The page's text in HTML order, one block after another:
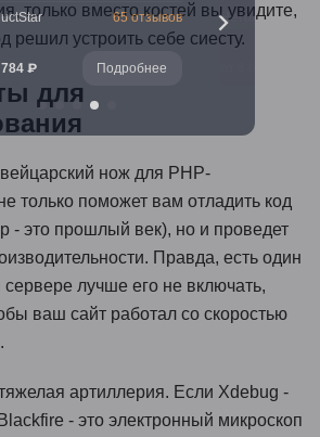
только вместо костей вы увидите,
решил устроить себе сиесту.
для
нож для PHP-
только поможет вам отладить код
- это прошлый век), но и проведет
Правда, есть один
лучше его не включать,
ваш сайт работал со скоростью
артиллерия. Если Xdebug -
- это электронный микроскоп
65 отзывов
784 ₽ Подробнее
Нетология